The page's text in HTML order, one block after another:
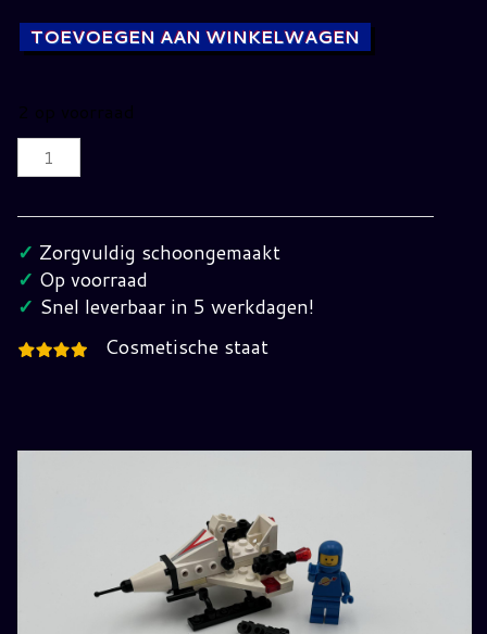
TOEVOEGEN AAN WINKELWAGEN
2 op voorraad
LEGO
set
80
hoeveelheid
✓ Zorgvuldig schoongemaakt
✓ Op voorraad
✓ Snel leverbaar in 5 werkdagen!
Cosmetische staat